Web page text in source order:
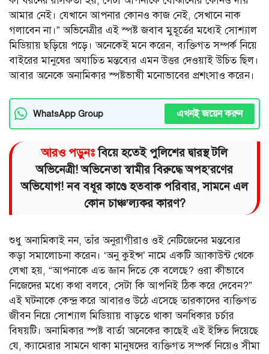
আমার নেই। যেখানে আপনার কোনও কাজ নেই, সেখানে নাক
গলাবেন না।” অভিনেত্রীর এই স্পষ্ট জবাব মুহূর্তের মধ্যেই সোশ্যাল
মিডিয়ায় ছড়িয়ে পড়ে। অনেকেই মনে করেন, ব্যক্তিগত সম্পর্ক নিয়ে
বাইরের মানুষের অযাচিত মন্তব্যের এমন উত্তর দেওয়াই উচিত ছিল।
আবার অনেকে অনামিকার স্পষ্টভাষী মনোভাবের প্রশংসাও করেন।
WhatsApp Group এখনই জয়েন করুন
আরও পড়ুনঃবিয়ে হতেই পুলিশের দ্বারস্থ টলি
অভিনেত্রী! অভিনেতা স্বামীর বিরুদ্ধে অপহ’রণের
অভিযোগ! নব বধূর কাণ্ডে হতবাক পরিবার, সামনে এল
কোন চাঞ্চ’ল্যকর কারণ?
শুধু অনামিকাই নন, তাঁর অনুরাগীরাও ওই নেটিজেনের মন্তব্যের
কড়া সমালোচনা করেন। ‘অনু কুইন্স’ নামে একটি অ্যাকাউন্ট থেকে
লেখা হয়, “আপনাকে এত জ্ঞান দিতে কে বলেছে? ওরা কীভাবে
নিজেদের মধ্যে কথা বলবে, সেটা কি আপনিই ঠিক করে দেবেন?”
এই ঘটনাকে কেন্দ্র করে আবারও উঠে এসেছে তারকাদের ব্যক্তিগত
জীবন নিয়ে সোশ্যাল মিডিয়ায় বাড়তে থাকা অনধিকার চর্চার
বিষয়টি। অনামিকার স্পষ্ট বার্তা অনেকের কাছেই এই ইঙ্গিত দিয়েছে
যে, ক্যামেরার সামনে থাকা মানুষদের ব্যক্তিগত সম্পর্ক নিয়েও সীমা